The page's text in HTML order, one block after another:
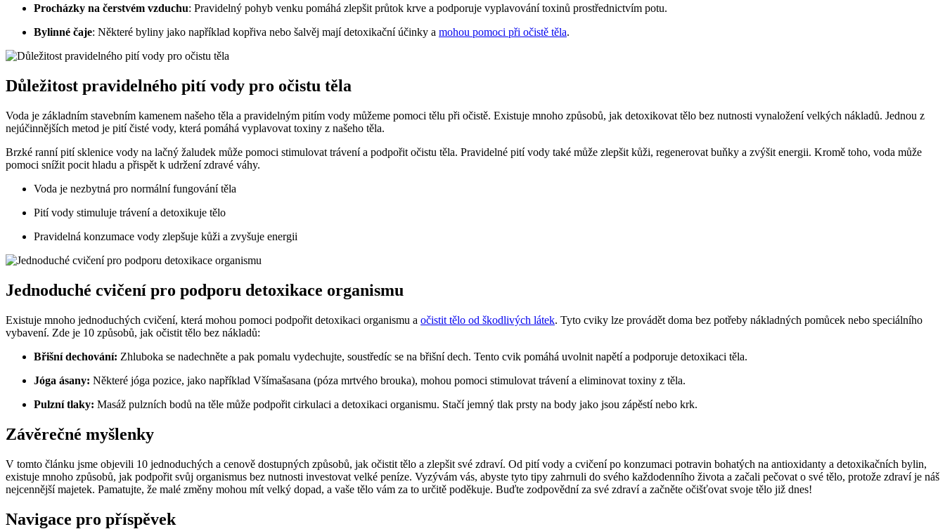
Procházky na čerstvém vzduchu: Pravidelný pohyb venku pomáhá zlepšit průtok krve a podporuje vyplavování toxinů prostřednictvím potu.
Bylinné čaje: Některé byliny jako například kopřiva nebo šalvěj mají detoxikační účinky a mohou pomoci při očistě těla.
Důležitost pravidelného pití vody pro očistu těla
Voda je základním stavebním kamenem našeho těla a pravidelným pitím vody můžeme pomoci tělu při očistě. Existuje mnoho způsobů, jak detoxikovat tělo bez nutnosti vynaložení velkých nákladů. Jednou z
nejúčinnějších metod je pití čisté vody, která pomáhá vyplavovat toxiny z našeho těla.
Brzké ranní pití sklenice vody na lačný žaludek může pomoci stimulovat trávení a podpořit očistu těla. Pravidelné pití vody také může zlepšit kůži, regenerovat buňky a zvýšit energii. Kromě toho, voda může
pomoci snížit pocit hladu a přispět k udržení zdravé váhy.
Voda je nezbytná pro normální fungování těla
Pití vody stimuluje trávení a detoxikuje tělo
Pravidelná konzumace vody zlepšuje kůži a zvyšuje energii
Jednoduché cvičení pro podporu detoxikace organismu
Existuje mnoho jednoduchých cvičení, která mohou pomoci podpořit detoxikaci organismu a očistit tělo od škodlivých látek. Tyto cviky lze provádět doma bez potřeby nákladných pomůcek nebo speciálního
vybavení. Zde je 10 způsobů, jak očistit tělo bez nákladů:
Břišní dechování: Zhluboka se nadechněte a pak pomalu vydechujte, soustředíc se na břišní dech. Tento cvik pomáhá uvolnit napětí a podporuje detoxikaci těla.
Jóga ásany: Některé jóga pozice, jako například Všímašasana (póza mrtvého brouka), mohou pomoci stimulovat trávení a eliminovat toxiny z těla.
Pulzní tlaky: Masáž pulzních bodů na těle může podpořit cirkulaci a detoxikaci organismu. Stačí jemný tlak prsty na body jako jsou zápěstí nebo krk.
Závěrečné myšlenky
V tomto článku jsme objevili 10 jednoduchých a cenově dostupných způsobů, jak očistit tělo a zlepšit své zdraví. Od pití vody a cvičení po konzumaci potravin bohatých na antioxidanty a detoxikačních bylin,
existuje mnoho způsobů, jak podpořit svůj organismus bez nutnosti investovat velké peníze. Vyzývám vás, abyste tyto tipy zahrnuli do svého každodenního života a začali pečovat o své tělo, protože zdraví je náš
nejcennější majetek. Pamatujte, že malé změny mohou mít velký dopad, a vaše tělo vám za to určitě poděkuje. Buďte zodpovědní za své zdraví a začněte očišťovat svoje tělo již dnes!
Navigace pro příspěvek